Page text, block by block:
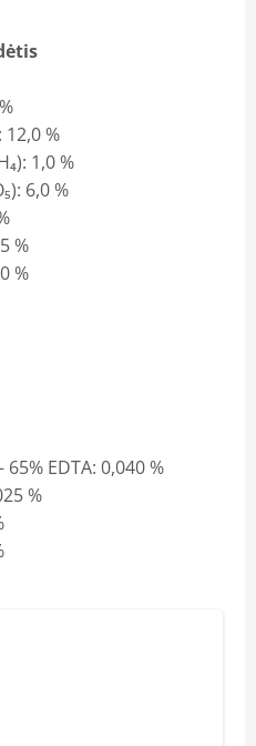
%
1,0 %
6,0 %
%
%
65% EDTA: 0,040 %
%